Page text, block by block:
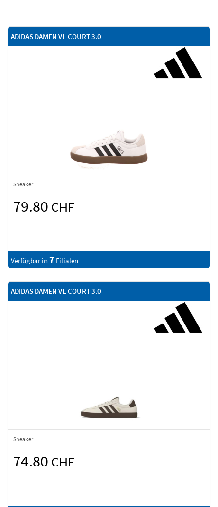
ADIDAS DAMEN VL COURT 3.0
Sneaker
79.80 CHF
Verfügbar in 7 Filialen
ADIDAS DAMEN VL COURT 3.0
Sneaker
74.80 CHF